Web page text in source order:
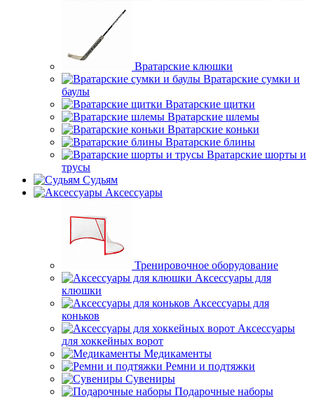
Вратарские клюшки
Вратарские сумки и
баулы
Вратарские щитки
Вратарские шлемы
Вратарские коньки
Вратарские блины
Вратарские шорты и
трусы
Судьям
Аксессуары
Тренировочное оборудование
Аксессуары для
клюшки
Аксессуары для
коньков
Аксессуары
для хоккейных ворот
Медикаменты
Ремни и подтяжки
Сувениры
Подарочные наборы